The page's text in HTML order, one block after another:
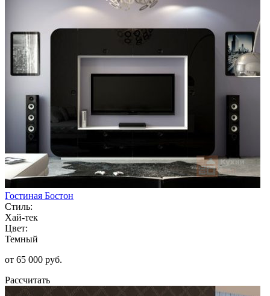
Гостиная Бостон
Стиль:
Хай-тек
Цвет:
Темный
от 65 000 руб.
Рассчитать